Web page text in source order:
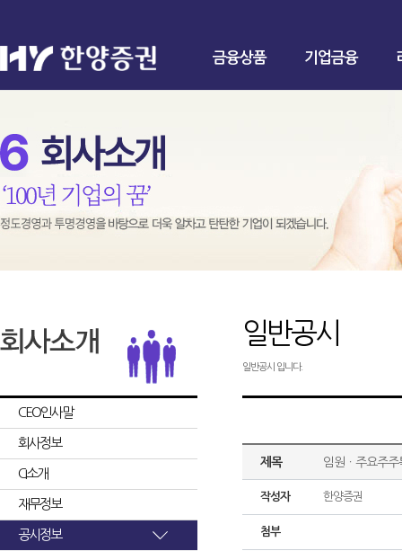
금융상품 기업금융
CEO인사말
회사정보
CI소개
재무정보
공시정보
일반공시
일반공시 입니다.
제목 임원ㆍ주요주
작성자 한양증권
첨부